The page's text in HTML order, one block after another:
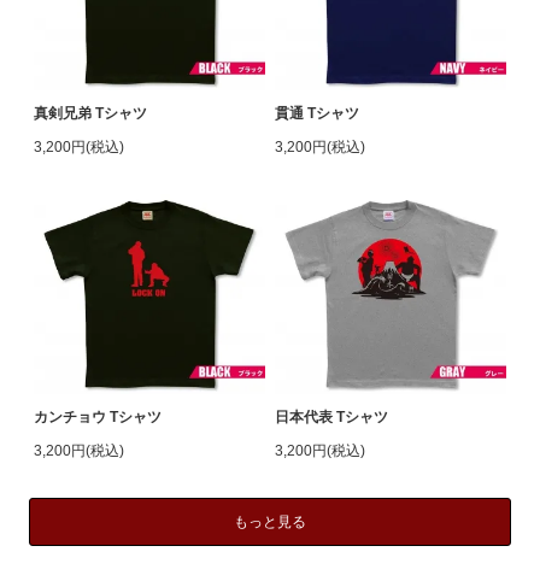
真剣兄弟 Tシャツ
3,200円(税込)
貫通 Tシャツ
3,200円(税込)
カンチョウ Tシャツ
3,200円(税込)
日本代表 Tシャツ
3,200円(税込)
もっと見る